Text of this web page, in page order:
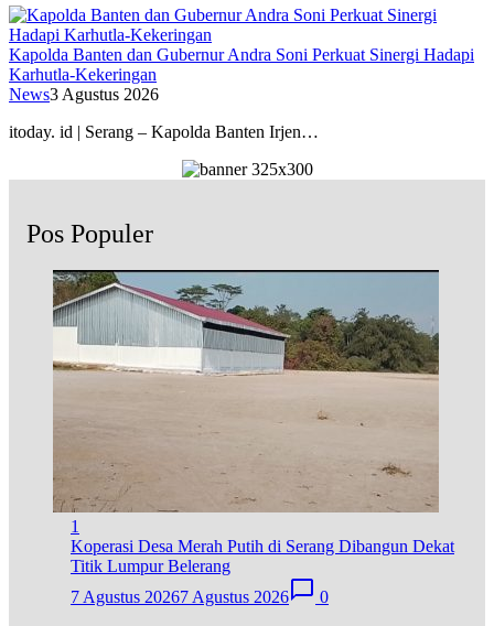
Kapolda Banten dan Gubernur Andra Soni Perkuat Sinergi Hadapi
Karhutla-Kekeringan
News3 Agustus 2026
itoday. id | Serang – Kapolda Banten Irjen…
Pos Populer
1
Koperasi Desa Merah Putih di Serang Dibangun Dekat
Titik Lumpur Belerang
7 Agustus 20267 Agustus 2026 0